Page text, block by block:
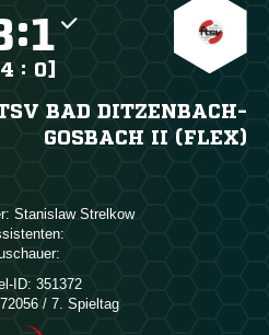
:
: 0]
BAD DITZENBACH-
GOSBACH II (FLEX)
 
ID: 351372
/ 7. Spieltag